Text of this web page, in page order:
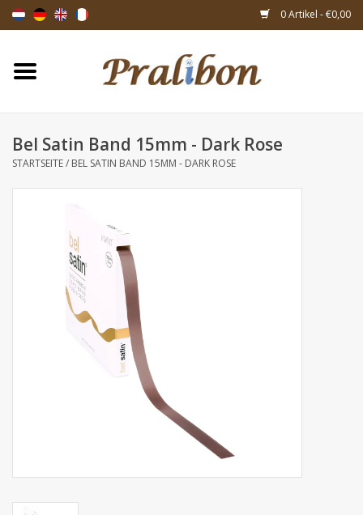
0 Artikel - €0,00
Startseite
Taschen & Beuteln
Geschenksartikeln
Verpackungsmaterialien
Bel Satin Band 15mm - Dark Rose
STARTSEITE/ BEL SATIN BAND 15MM - DARK ROSE